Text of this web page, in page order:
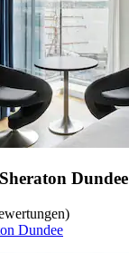
Dundee
Dundee